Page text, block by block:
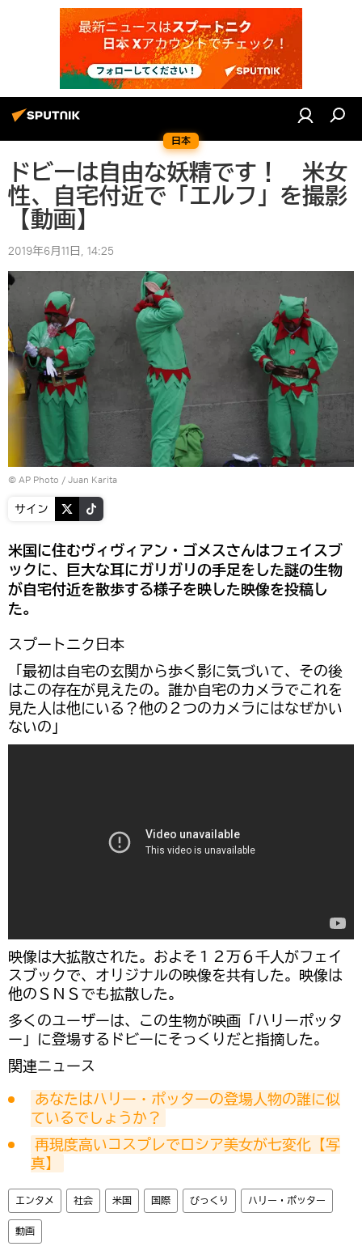
日本
ドビーは自由な妖精です！ 米女
性、自宅付近で「エルフ」を撮影
【動画】
2019年6月11日, 14:25
© AP Photo / Juan Karita
サイン
米国に住むヴィヴィアン・ゴメスさんはフェイスブ
ックに、巨大な耳にガリガリの手足をした謎の生物
が自宅付近を散歩する様子を映した映像を投稿し
た。
スプートニク日本
「最初は自宅の玄関から歩く影に気づいて、その後
はこの存在が見えたの。誰か自宅のカメラでこれを
見た人は他にいる？他の２つのカメラにはなぜかい
ないの」
映像は大拡散された。およそ１２万６千人がフェイ
スブックで、オリジナルの映像を共有した。映像は
他のＳＮＳでも拡散した。
多くのユーザーは、この生物が映画「ハリーポッタ
ー」に登場するドビーにそっくりだと指摘した。
関連ニュース
あなたはハリー・ポッターの登場人物の誰に似
ているでしょうか？
再現度高いコスプレでロシア美女が七変化【写
真】
エンタメ 社会 米国 国際 びっくり ハリー・ポッター
動画